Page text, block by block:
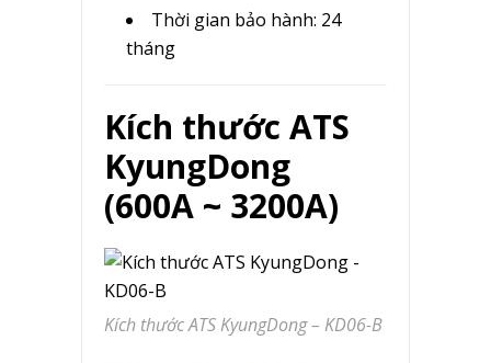
Thời gian bảo hành: 24
tháng
Kích thước ATS
KyungDong
(600A ~ 3200A)
Kích thước ATS KyungDong – KD06-B